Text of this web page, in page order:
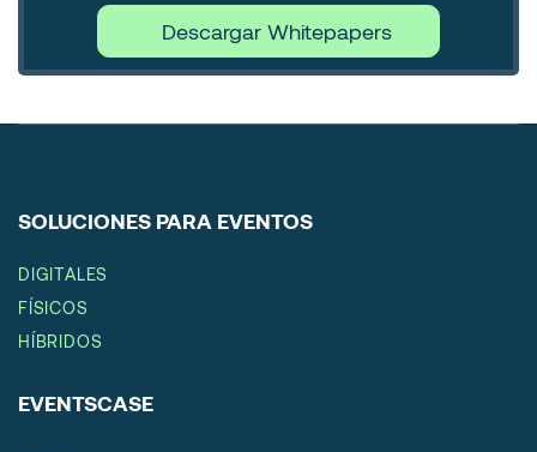
Descargar Whitepapers
SOLUCIONES PARA EVENTOS
DIGITALES
FÍSICOS
HÍBRIDOS
EVENTSCASE